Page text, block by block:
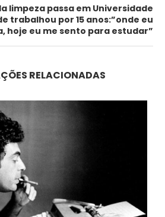
limpeza passa em Universidade
trabalhou por 15 anos:”onde eu
hoje eu me sento para estudar”
RELACIONADAS